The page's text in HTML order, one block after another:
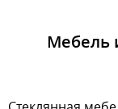
Мебель